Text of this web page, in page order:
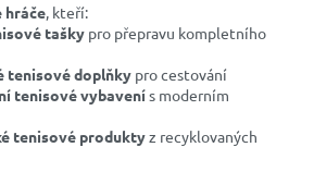
hráče , kteří:
tašky pro přepravu kompletního
tenisové doplňky pro cestování
tenisové vybavenís moderním
tenisové produktyz recyklovaných